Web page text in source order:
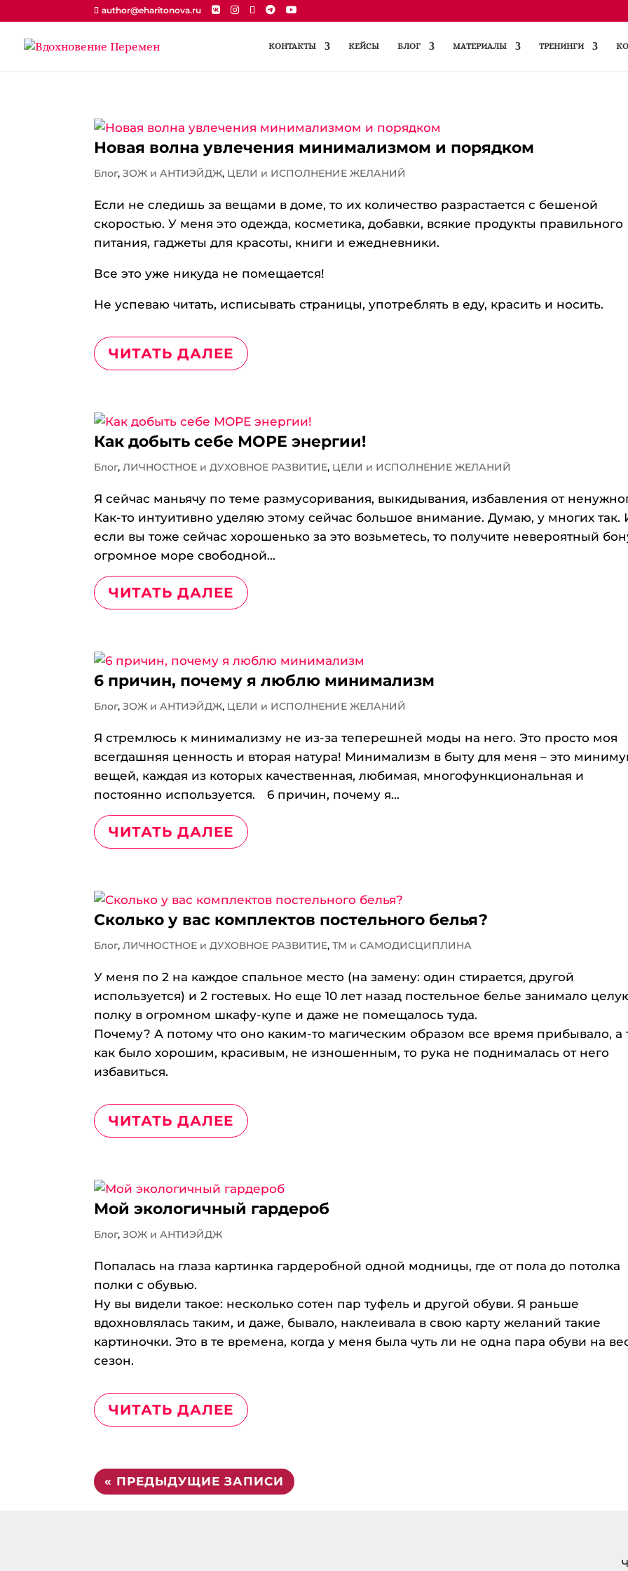
author@eharitonova.ru
КОНТАКТЫ КЕЙСЫ БЛОГ МАТЕРИАЛЫ ТРЕНИНГИ
Новая волна увлечения минимализмом и порядком
Блог,ЗОЖ и АНТИЭЙДЖ, ЦЕЛИ и ИСПОЛНЕНИЕ ЖЕЛАНИЙ
Если не следишь за вещами в доме, то их количество разрастается с бешеной
скоростью. У меня это одежда, косметика, добавки, всякие продукты правильного
питания, гаджеты для красоты, книги и ежедневники.
Все это уже никуда не помещается!
Не успеваю читать, исписывать страницы, употреблять в еду, красить и носить.
ЧИТАТЬ ДАЛЕЕ
Как добыть себе МОРЕ энергии!
Блог,ЛИЧНОСТНОЕ и ДУХОВНОЕ РАЗВИТИЕ, ЦЕЛИ и ИСПОЛНЕНИЕ ЖЕЛАНИЙ
Я сейчас маньячу по теме размусоривания, выкидывания, избавления от
Как-то интуитивно уделяю этому сейчас большое внимание. Думаю, у многих так.
если вы тоже сейчас хорошенько за это возьметесь, то получите невероятный
огромное море свободной...
ЧИТАТЬ ДАЛЕЕ
6 причин, почему я люблю минимализм
Блог,ЗОЖ и АНТИЭЙДЖ, ЦЕЛИ и ИСПОЛНЕНИЕ ЖЕЛАНИЙ
Я стремлюсь к минимализму не из-за теперешней моды на него. Это просто моя
всегдашняя ценность и вторая натура! Минимализм в быту для меня – это
вещей, каждая из которых качественная, любимая, многофункциональная и
постоянно используется.⠀ 6 причин, почему я...
ЧИТАТЬ ДАЛЕЕ
Сколько у вас комплектов постельного белья?
Блог,ЛИЧНОСТНОЕ и ДУХОВНОЕ РАЗВИТИЕ,ТМ и САМОДИСЦИПЛИНА
У меня по 2 на каждое спальное место (на замену: один стирается, другой
используется) и 2 гостевых. Но еще 10 лет назад постельное белье занимало
полку в огромном шкафу-купе и даже не помещалось туда.
Почему? А потому что оно каким-то магическим образом все время прибывало, а
как было хорошим, красивым, не изношенным, то рука не поднималась от него
избавиться.
ЧИТАТЬ ДАЛЕЕ
Мой экологичный гардероб
Блог,ЗОЖ и АНТИЭЙДЖ
Попалась на глаза картинка гардеробной одной модницы, где от пола до потолка
полки с обувью.
Ну вы видели такое: несколько сотен пар туфель и другой обуви. Я раньше
вдохновлялась таким, и даже, бывало, наклеивала в свою карту желаний такие
картиночки. Это в те времена, когда у меня была чуть ли не одна пара обуви на
сезон.
ЧИТАТЬ ДАЛЕЕ
« ПРЕДЫДУЩИЕ ЗАПИСИ